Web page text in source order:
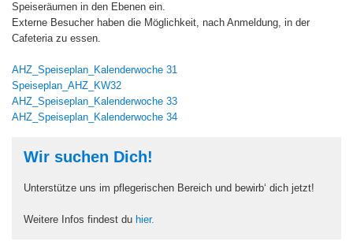
Speiseräumen in den Ebenen ein.
Externe Besucher haben die Möglichkeit, nach Anmeldung, in der
Cafeteria zu essen.
AHZ_Speiseplan_Kalenderwoche 31
Speiseplan_AHZ_KW32
AHZ_Speiseplan_Kalenderwoche 33
AHZ_Speiseplan_Kalenderwoche 34
Wir suchen Dich!
Unterstütze uns im pflegerischen Bereich und bewirb‘ dich jetzt!
Weitere Infos findest du hier.